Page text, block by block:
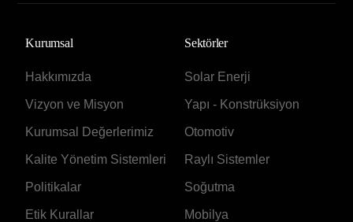
Kurumsal
Hakkımızda
Vizyon ve Misyon
Kurumsal Değerlerimiz
Kalite Yönetim Sistemleri
Politikalar
Etik Kurallar
Sektörler
Solar Enerji
Yapı - Konstrüksiyon
Otomotiv
Raylı Sistemler
Soğutma
Mobilya